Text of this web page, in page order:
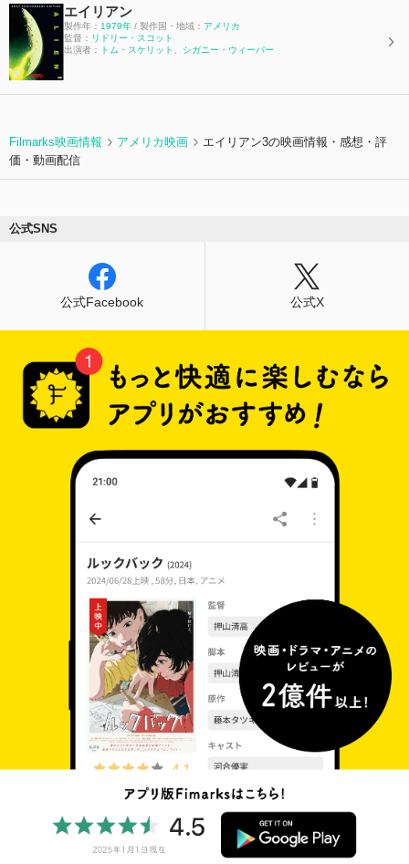
エイリアン
製作年： 1979年 / 製作国・地域： アメリカ
監督： リドリー・スコット
出演者：
トム・スケリット シガニー・ウィーバー
Filmarks映画情報 アメリカ映画
エイリアン3の映画情報・感想・評
価・動画配信
公式SNS
公式Facebook 公式X